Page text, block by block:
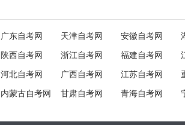
广东自考网 天津自考网 安徽自考网
陕西自考网 浙江自考网 福建自考网
河北自考网 广西自考网 江苏自考网
内蒙古自考网 甘肃自考网 青海自考网